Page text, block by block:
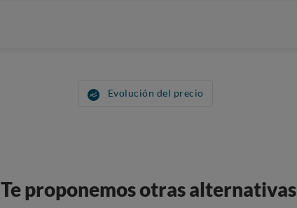
Evolución del precio
Te proponemos otras alternativas